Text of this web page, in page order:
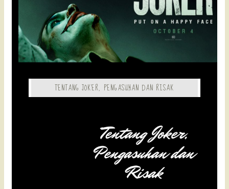
TENTANG JOKER, PENGASUHAN DAN RISAK